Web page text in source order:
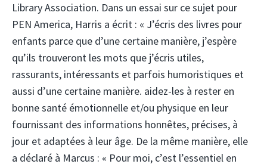
Library Association. Dans un essai sur ce sujet pour
PEN America, Harris a écrit : « J’écris des livres pour
enfants parce que d’une certaine manière, j’espère
qu’ils trouveront les mots que j’écris utiles,
rassurants, intéressants et parfois humoristiques et
aussi d’une certaine manière. aidez-les à rester en
bonne santé émotionnelle et/ou physique en leur
fournissant des informations honnêtes, précises, à
jour et adaptées à leur âge. De la même manière, elle
a déclaré à Marcus : « Pour moi, c’est l’essentiel en